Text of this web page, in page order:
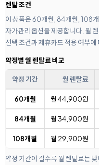
렌탈 조건
이 상품은 60개월, 84개월, 108개
자가관리 옵션을 제공합니다. 월
선택 조건과 제휴카드 적용 여부에
약정별 월 렌탈료 비교
약정 기간 월 렌탈료
60개월 월 44,900원
84개월 월 34,900원
108개월 월 29,900원
약정 기간이 길수록 월 렌탈료는